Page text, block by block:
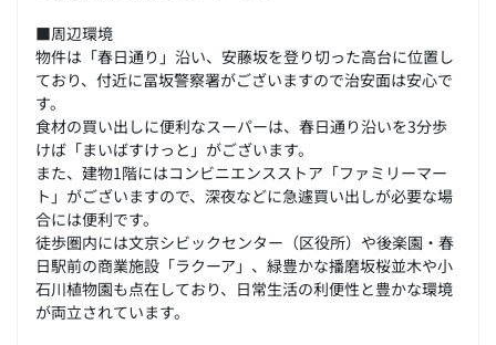
■周辺環境
物件は「春日通り」沿い、安藤坂を登り切った高台に位置し
ており、付近に冨坂警察署がございますので治安面は安心で
す。
食材の買い出しに便利なスーパーは、春日通り沿いを3分歩
けば「まいばすけっと」がございます。
また、建物1階にはコンビニエンスストア「ファミリーマー
ト」がございますので、深夜などに急遽買い出しが必要な場
合には便利です。
徒歩圏内には文京シビックセンター（区役所）や後楽園・春
日駅前の商業施設「ラクーア」、緑豊かな播磨坂桜並木や小
石川植物園も点在しており、日常生活の利便性と豊かな環境
が両立されています。